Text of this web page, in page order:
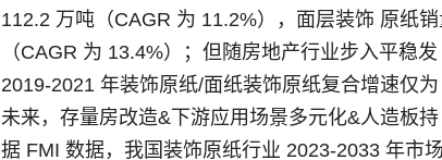
112.2 万吨（CAGR 为 11.2%），面层装饰 原纸
（CAGR 为 13.4%）；但随房地产行业步入平稳
2019-2021 年装饰原纸/面纸装饰原纸复合增速仅
未来，存量房改造&下游应用场景多元化&人造板
据 FMI 数据，我国装饰原纸行业 2023-2033 年市